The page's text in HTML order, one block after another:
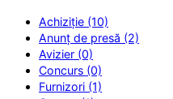
Achiziție (10)
Anunț de presă (2)
Avizier (0)
Concurs (0)
Furnizori (1)